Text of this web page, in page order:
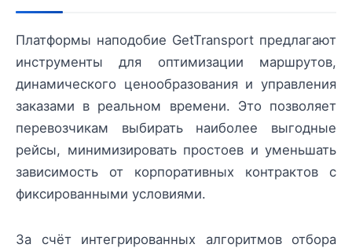
Платформы наподобие GetTransport предлагают
инструменты для оптимизации маршрутов,
динамического ценообразования и управления
заказами в реальном времени. Это позволяет
перевозчикам выбирать наиболее выгодные
рейсы, минимизировать простоев и уменьшать
зависимость от корпоративных контрактов с
фиксированными условиями.
За счёт интегрированных алгоритмов отбора